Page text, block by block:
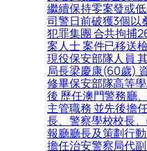
繼續保持零案發或
司警日前破獲3個以
犯罪集團 合共拘捕
案人士 案件已移送
現役保安部隊人員
局長梁慶康(60歲)
修畢保安部隊高等
後 歷任澳門警務廳
主管職務 並先後擔
長、警察學校校長
報廳廳長及策劃行
擔任治安警察局代